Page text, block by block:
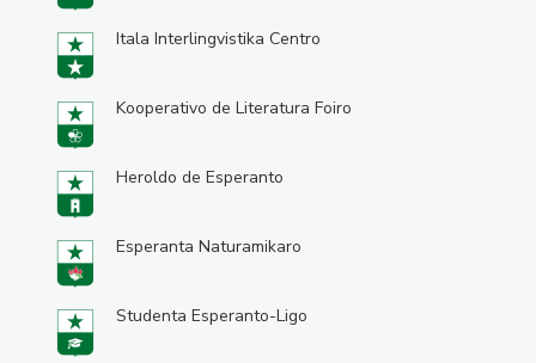
Itala Interlingvistika Centro
Kooperativo de Literatura Foiro
Heroldo de Esperanto
Esperanta Naturamikaro
Studenta Esperanto-Ligo